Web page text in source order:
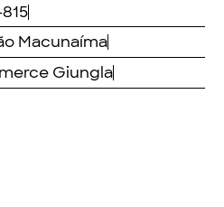
Macunaíma
Giungla